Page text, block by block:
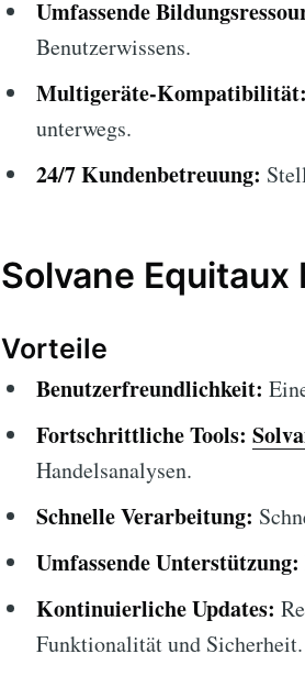
Umfassende
Benutzerwissens.
Multigeräte-Kompatibilität:
unterwegs.
24/7 Kundenbetreuung:
Solvane
Vorteile
Benutzerfreundlichkeit:
Fortschrittliche Tools:
Handelsanalysen.
Schnelle Verarbeitung:
Umfassende Unterstützung:
Kontinuierliche Updates:
Funktionalität und Sicherheit.